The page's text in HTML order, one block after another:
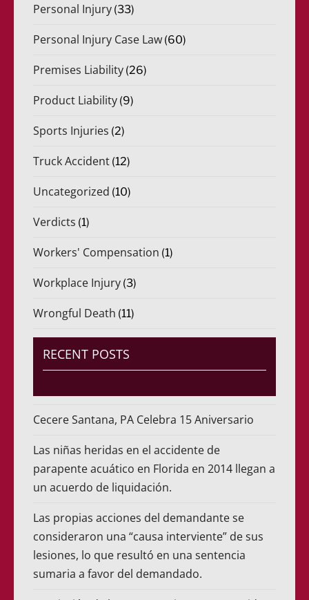
Personal Injury (33)
Personal Injury Case Law (60)
Premises Liability (26)
Product Liability (9)
Sports Injuries (2)
Truck Accident (12)
Uncategorized (10)
Verdicts (1)
Workers' Compensation (1)
Workplace Injury (3)
Wrongful Death (11)
RECENT POSTS
Cecere Santana, PA Celebra 15 Aniversario
Las niñas heridas en el accidente de
parapente acuático en Florida en 2014 llegan a
un acuerdo de liquidación.
Las propias acciones del demandante se
consideraron una “causa interviente” de sus
lesiones, lo que resultó en una sentencia
sumaria a favor del demandado.